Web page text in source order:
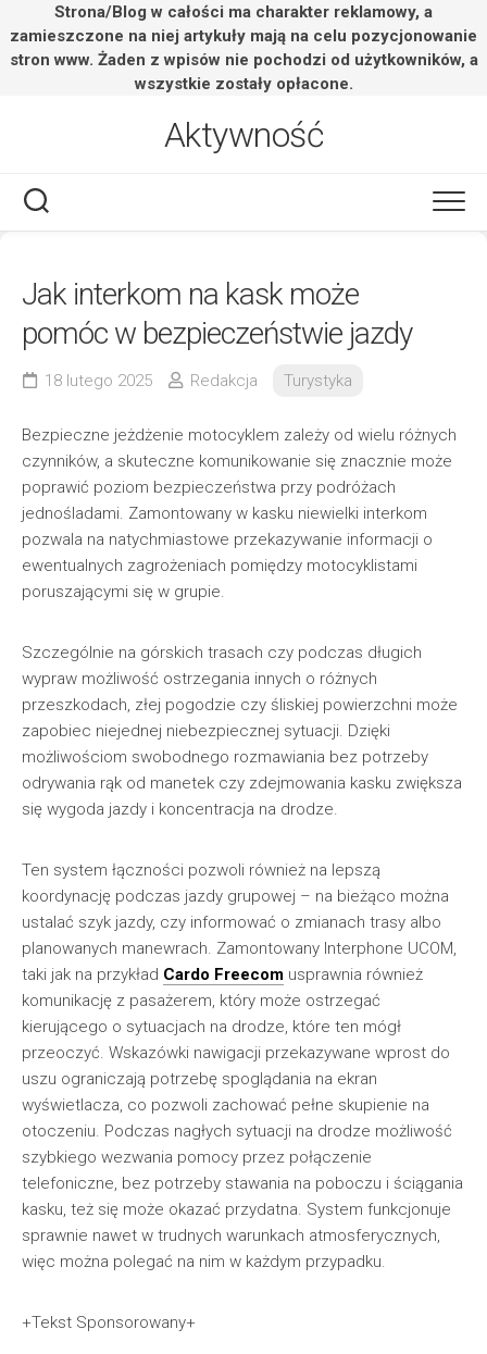
Strona/Blog w całości ma charakter reklamowy, a
zamieszczone na niej artykuły mają na celu pozycjonowanie
stron www. Żaden z wpisów nie pochodzi od użytkowników, a
wszystkie zostały opłacone.
Aktywność
Jak interkom na kask może
pomóc w bezpieczeństwie jazdy
18 lutego 2025 Redakcja Turystyka
Bezpieczne jeżdżenie motocyklem zależy od wielu różnych
czynników, a skuteczne komunikowanie się znacznie może
poprawić poziom bezpieczeństwa przy podróżach
jednośladami. Zamontowany w kasku niewielki interkom
pozwala na natychmiastowe przekazywanie informacji o
ewentualnych zagrożeniach pomiędzy motocyklistami
poruszającymi się w grupie.
Szczególnie na górskich trasach czy podczas długich
wypraw możliwość ostrzegania innych o różnych
przeszkodach, złej pogodzie czy śliskiej powierzchni może
zapobiec niejednej niebezpiecznej sytuacji. Dzięki
możliwościom swobodnego rozmawiania bez potrzeby
odrywania rąk od manetek czy zdejmowania kasku zwiększa
się wygoda jazdy i koncentracja na drodze.
Ten system łączności pozwoli również na lepszą
koordynację podczas jazdy grupowej – na bieżąco można
ustalać szyk jazdy, czy informować o zmianach trasy albo
planowanych manewrach. Zamontowany Interphone UCOM,
taki jak na przykład Cardo Freecom usprawnia również
komunikację z pasażerem, który może ostrzegać
kierującego o sytuacjach na drodze, które ten mógł
przeoczyć. Wskazówki nawigacji przekazywane wprost do
uszu ograniczają potrzebę spoglądania na ekran
wyświetlacza, co pozwoli zachować pełne skupienie na
otoczeniu. Podczas nagłych sytuacji na drodze możliwość
szybkiego wezwania pomocy przez połączenie
telefoniczne, bez potrzeby stawania na poboczu i ściągania
kasku, też się może okazać przydatna. System funkcjonuje
sprawnie nawet w trudnych warunkach atmosferycznych,
więc można polegać na nim w każdym przypadku.
+Tekst Sponsorowany+